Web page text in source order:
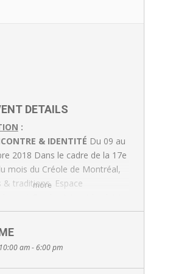
more
DETAILS
:
& IDENTITÉ Du 09 au
2018 Dans le cadre de la 17e
mois du Créole de Montréal,
& traditions, Espace
au lancement de Marie
l'une des artistes en art visuel
et de tableaux de nature
pour son militantisme
"Nèg Mawon" ( l'esprit de
am - 6:00 pm